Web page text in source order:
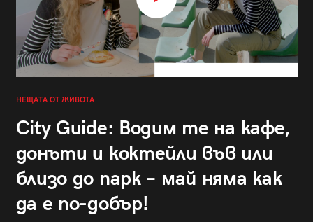
НЕЩАТА ОТ ЖИВОТА
City Guide: Водим те на кафе,
донъти и коктейли във или
близо до парк – май няма как
да е по-добър!